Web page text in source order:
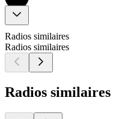
Radios similaires
Radios similaires
Radios similaires